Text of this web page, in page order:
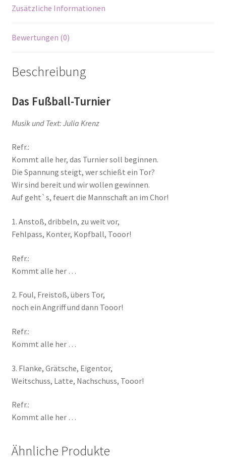
Zusätzliche Informationen
Bewertungen (0)
Beschreibung
Das Fußball-Turnier
Musik und Text: Julia Krenz
Refr.:
Kommt alle her, das Turnier soll beginnen.
Die Spannung steigt, wer schießt ein Tor?
Wir sind bereit und wir wollen gewinnen.
Auf geht`s, feuert die Mannschaft an im Chor!
1. Anstoß, dribbeln, zu weit vor,
Fehlpass, Konter, Kopfball, Tooor!
Refr.:
Kommt alle her …
2. Foul, Freistoß, übers Tor,
noch ein Angriff und dann Tooor!
Refr.:
Kommt alle her …
3. Flanke, Grätsche, Eigentor,
Weitschuss, Latte, Nachschuss, Tooor!
Refr.:
Kommt alle her …
Ähnliche Produkte